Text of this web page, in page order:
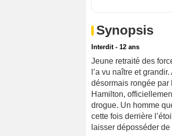
Synopsis
Interdit - 12 ans
Jeune retraité des
l’a vu naître et
désormais rongée
Hamilton,
drogue. Un homme
cette fois derrière
laisser déposséder